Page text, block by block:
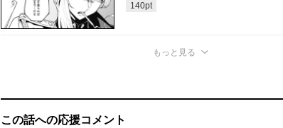
140pt
もっと見る
この話への応援コメント